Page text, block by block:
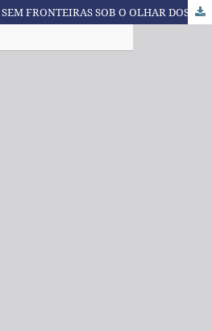
O PROGRAMA CIÊNCIA SEM FRONTEIRAS SOB O OLHAR DOS ESTUDANTES DO IFPB